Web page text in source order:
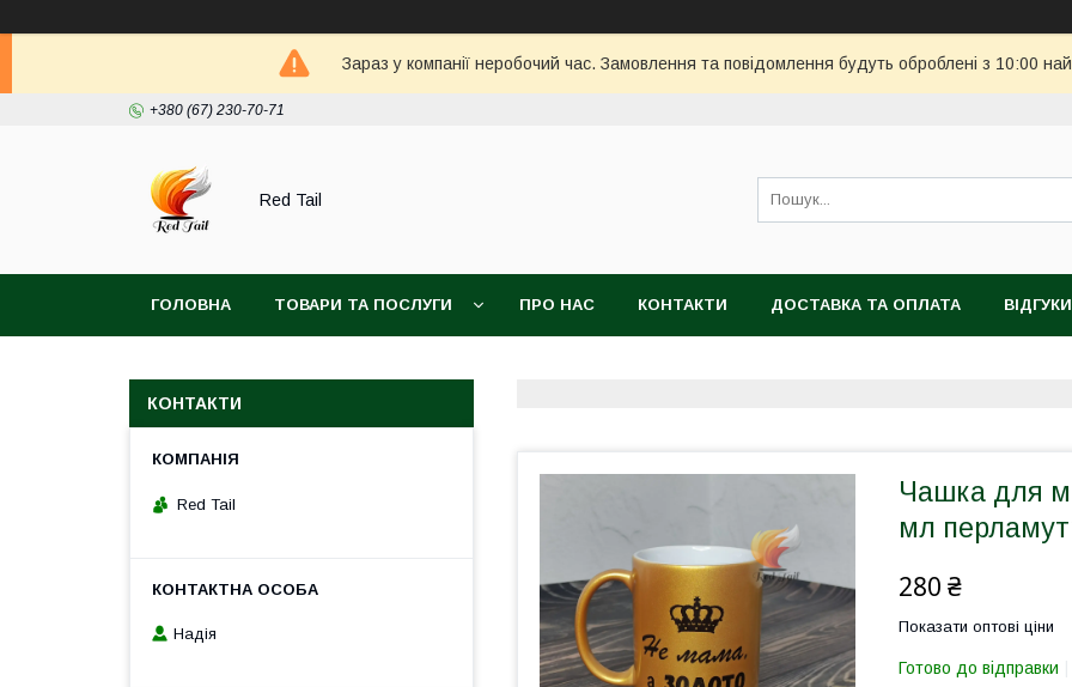
Зараз у компанії неробочий час. Замовлення та повідомлення будуть оброблені з 10:00
+380 (67) 230-70-71
Red Tail
ГОЛОВНА ТОВАРИ ТА ПОСЛУГИ ПРО НАС КОНТАКТИ ДОСТАВКА ТА ОПЛАТА ВІДГУКИ
Чашка для
мл
280 ₴
Показати оптові ціни
Готово до відправки
КОНТАКТИ
Red Tail
Надія